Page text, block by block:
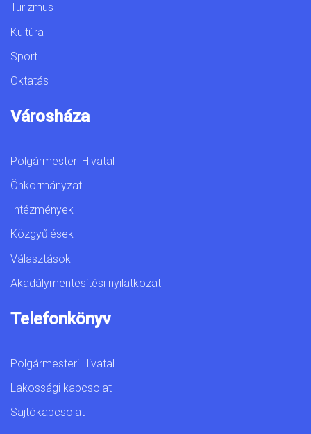
Turizmus
Kultúra
Sport
Oktatás
Városháza
Polgármesteri Hivatal
Önkormányzat
Intézmények
Közgyűlések
Választások
Akadálymentesítési nyilatkozat
Telefonkönyv
Polgármesteri Hivatal
Lakossági kapcsolat
Sajtókapcsolat